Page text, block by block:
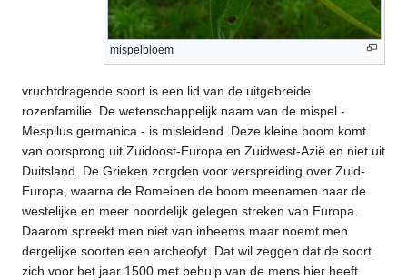
mispelbloem
vruchtdragende soort is een lid van de uitgebreide
rozenfamilie. De wetenschappelijk naam van de mispel -
Mespilus germanica - is misleidend. Deze kleine boom komt
van oorsprong uit Zuidoost-Europa en Zuidwest-Azië en niet uit
Duitsland. De Grieken zorgden voor verspreiding over Zuid-
Europa, waarna de Romeinen de boom meenamen naar de
westelijke en meer noordelijk gelegen streken van Europa.
Daarom spreekt men niet van inheems maar noemt men
dergelijke soorten een archeofyt. Dat wil zeggen dat de soort
zich voor het jaar 1500 met behulp van de mens hier heeft